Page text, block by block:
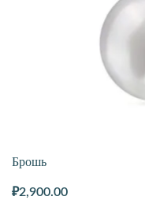
Брошь
₽2,900.00